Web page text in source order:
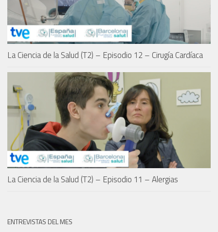
La Ciencia de la Salud (T2) – Episodio 12 – Cirugía Cardíaca
La Ciencia de la Salud (T2) – Episodio 11 – Alergias
ENTREVISTAS DEL MES